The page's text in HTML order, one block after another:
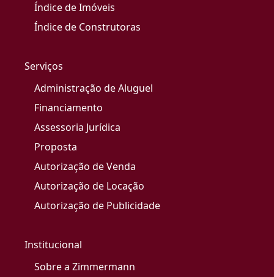
Índice de Imóveis
Índice de Construtoras
Serviços
Administração de Aluguel
Financiamento
Assessoria Jurídica
Proposta
Autorização de Venda
Autorização de Locação
Autorização de Publicidade
Institucional
Sobre a Zimmermann